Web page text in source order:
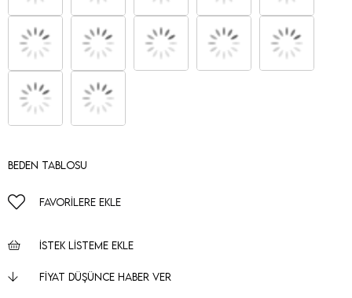
Beden Tablosu
FAVORILERE EKLE
İSTEK LISTEME EKLE
FIYAT DÜŞÜNCE HABER VER